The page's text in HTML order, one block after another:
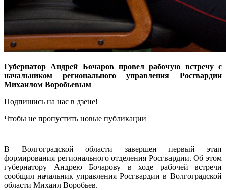
Губернатор Андрей Бочаров провел рабочую встречу с
начальником регионального управления Росгвардии
Михаилом Воробьевым
Подпишись на нас в дзене!
Чтобы не пропустить новые публикации
В Волгоградской области завершен первый этап
формирования регионального отделения Росгвардии. Об этом
губернатору Андрею Бочарову в ходе рабочей встречи
сообщил начальник управления Росгвардии в Волгоградской
области Михаил Воробьев.